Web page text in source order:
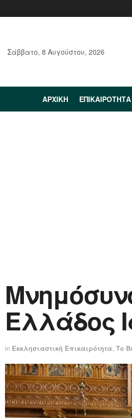
Σάββατο, 8 Αυγούστου, 2026
ΑΡΧΙΚΉ ΕΠΙΚΑΙΡΌΤΗΤΑ
Ελλάδος
in Εκκλησιαστική Επικαιρότητα, Το